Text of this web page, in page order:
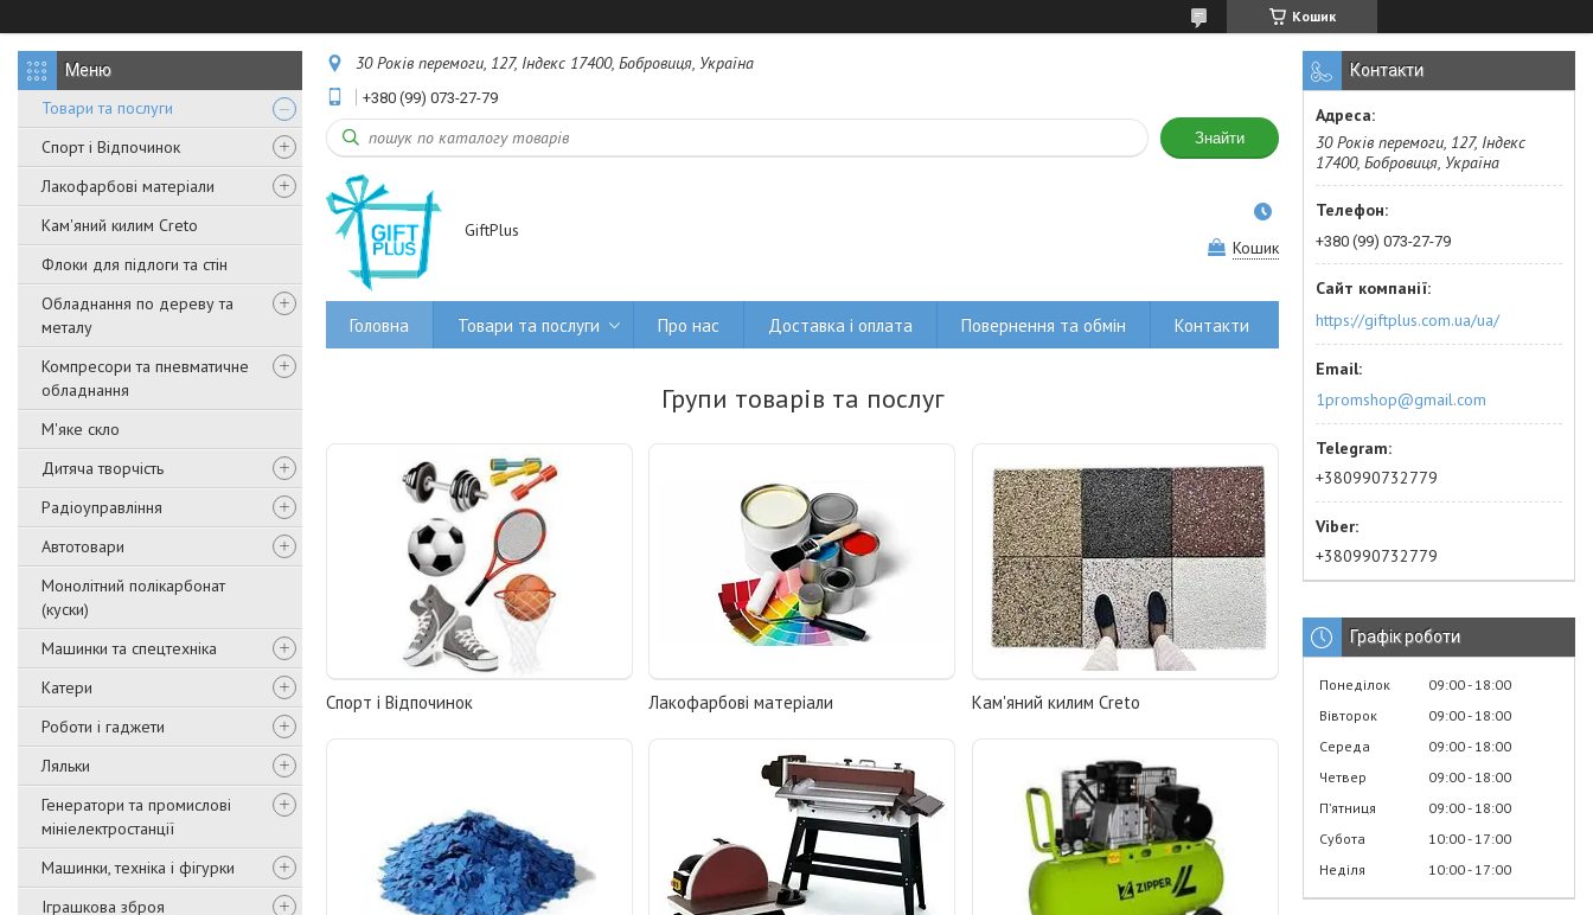
Кошик
Товари та послуги
Спорт і Відпочинок
Лакофарбові матеріали
Кам'яний килим Creto
Флоки для підлоги та стін
Обладнання по дереву та
металу
Компресори та пневматичне
обладнання
М'яке скло
Дитяча творчість
Радіоуправління
Автотовари
Монолітний полікарбонат
(куски)
Машинки та спецтехніка
Катери
Роботи і гаджети
Ляльки
Генератори та промислові
мініелектростанції
Машинки, техніка і фігурки
Іграшкова зброя
30 Років перемоги, 127, Індекс 17400, Бобровиця, Україна
+380 (99) 073-27-79
Знайти
GiftPlus
Кошик
Головна Товари та послуги Про нас Доставка і оплата Повернення та обмін Контакти
Групи товарів та послуг
Спорт і Відпочинок Лакофарбові матеріали Кам'яний килим Creto
Контакти
30 Років перемоги, 127, Індекс
17400, Бобровиця, Україна
+380 (99) 073-27-79
https://giftplus.com.ua/ua/
1promshop@gmail.com
+380990732779
+380990732779
Графік роботи
Понеділок 09:00 18:00
Вівторок
09:00 18:00
Середа
09:00 18:00
Четвер
09:00 18:00
Пʼятниця
09:00 18:00
Субота
10:00 17:00
Неділя
10:00 17:00